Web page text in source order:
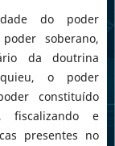
do poder
soberano,
da doutrina
o poder
constituído
fiscalizando e
presentes no